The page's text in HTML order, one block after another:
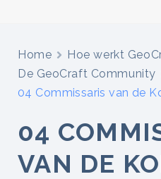
Home
Hoe werkt
De GeoCraft Community
04 Commissaris van de
04
VAN DE